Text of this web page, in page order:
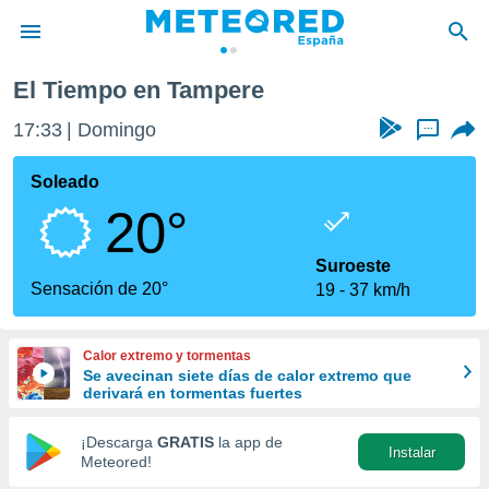
de
por
que se
calidad.
a este
las
y
forma
digital
basada
El Tiempo en Tampere
17:33 Domingo ...
Soleado
20°
Sensación de 20°
Suroeste
19
37 km/h
Calor extremo y tormentas
Se avecinan siete días de calor extremo que
derivará en tormentas fuertes
¡Descarga GRATIS la app de
Meteored!
Instalar